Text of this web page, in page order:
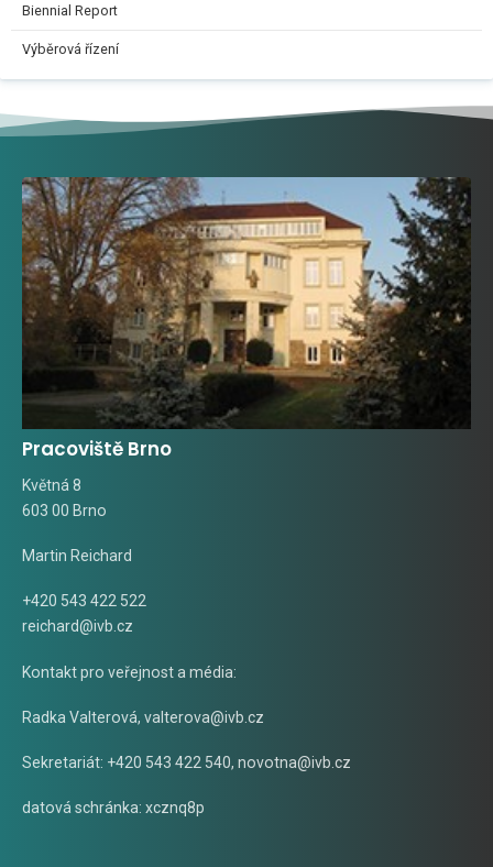
Biennial Report
Výběrová řízení
Pracoviště Brno
Květná 8
603 00 Brno
Martin Reichard
+420 543 422 522
reichard@ivb.cz
Kontakt pro veřejnost a média:
Radka Valterová, valterova@ivb.cz
Sekretariát: +420 543 422 540, novotna@ivb.cz
datová schránka: xcznq8p